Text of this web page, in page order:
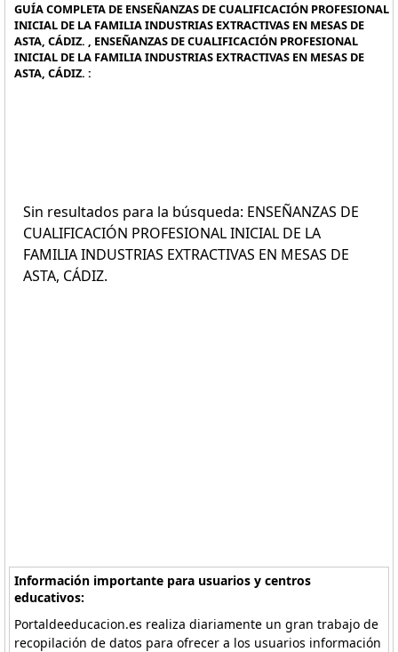
GUÍA COMPLETA DE ENSEÑANZAS DE CUALIFICACIÓN PROFESIONAL
INICIAL DE LA FAMILIA INDUSTRIAS EXTRACTIVAS EN MESAS DE
ASTA, CÁDIZ. , ENSEÑANZAS DE CUALIFICACIÓN PROFESIONAL
INICIAL DE LA FAMILIA INDUSTRIAS EXTRACTIVAS EN MESAS DE
ASTA, CÁDIZ. :
Sin resultados para la búsqueda: ENSEÑANZAS DE
CUALIFICACIÓN PROFESIONAL INICIAL DE LA
FAMILIA INDUSTRIAS EXTRACTIVAS EN MESAS DE
ASTA, CÁDIZ.
Información importante para usuarios y centros
educativos:
Portaldeeducacion.es realiza diariamente un gran trabajo de
recopilación de datos para ofrecer a los usuarios información